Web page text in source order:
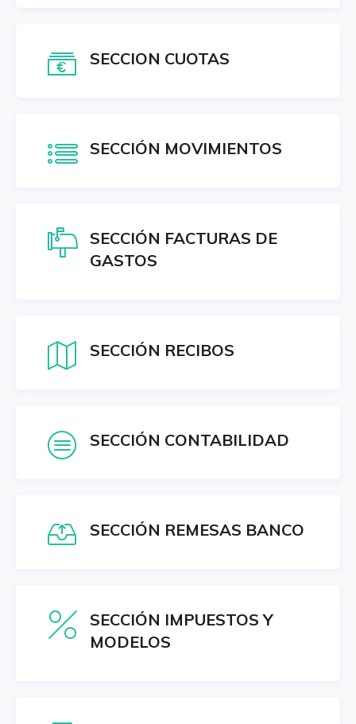
SECCION CUOTAS
SECCIÓN MOVIMIENTOS
SECCIÓN FACTURAS DE
GASTOS
SECCIÓN RECIBOS
SECCIÓN CONTABILIDAD
SECCIÓN REMESAS BANCO
SECCIÓN IMPUESTOS Y
MODELOS